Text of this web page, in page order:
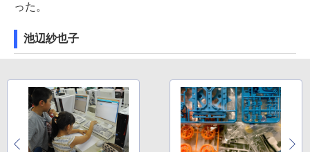
った。
池辺紗也子